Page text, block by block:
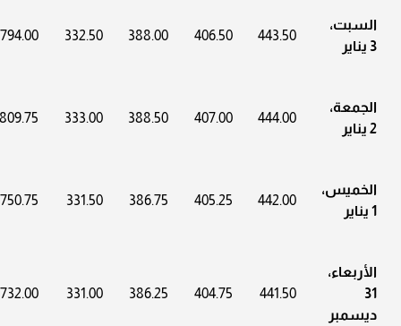
السبت،
3 يناير
443.50
406.50
388.00
332.50
الجمعة،
2 يناير
444.00
407.00
388.50
333.00
الخميس،
1 يناير
442.00
405.25
386.75
331.50
الأربعاء،
31
ديسمبر
441.50
404.75
386.25
331.00